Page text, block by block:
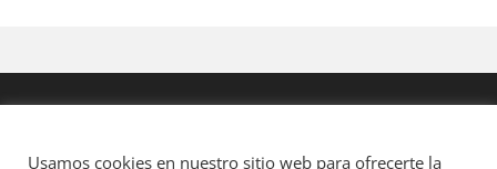
Usamos cookies en nuestro sitio web para ofrecerte la